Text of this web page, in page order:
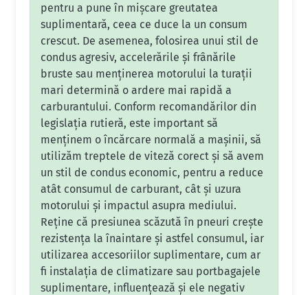
pentru a pune în mișcare greutatea
suplimentară, ceea ce duce la un consum
crescut. De asemenea, folosirea unui stil de
condus agresiv, accelerările și frânările
bruste sau menținerea motorului la turații
mari determină o ardere mai rapidă a
carburantului. Conform recomandărilor din
legislația rutieră, este important să
menținem o încărcare normală a mașinii, să
utilizăm treptele de viteză corect și să avem
un stil de condus economic, pentru a reduce
atât consumul de carburant, cât și uzura
motorului și impactul asupra mediului.
Reține că presiunea scăzută în pneuri crește
rezistența la înaintare și astfel consumul, iar
utilizarea accesoriilor suplimentare, cum ar
fi instalația de climatizare sau portbagajele
suplimentare, influențează și ele negativ